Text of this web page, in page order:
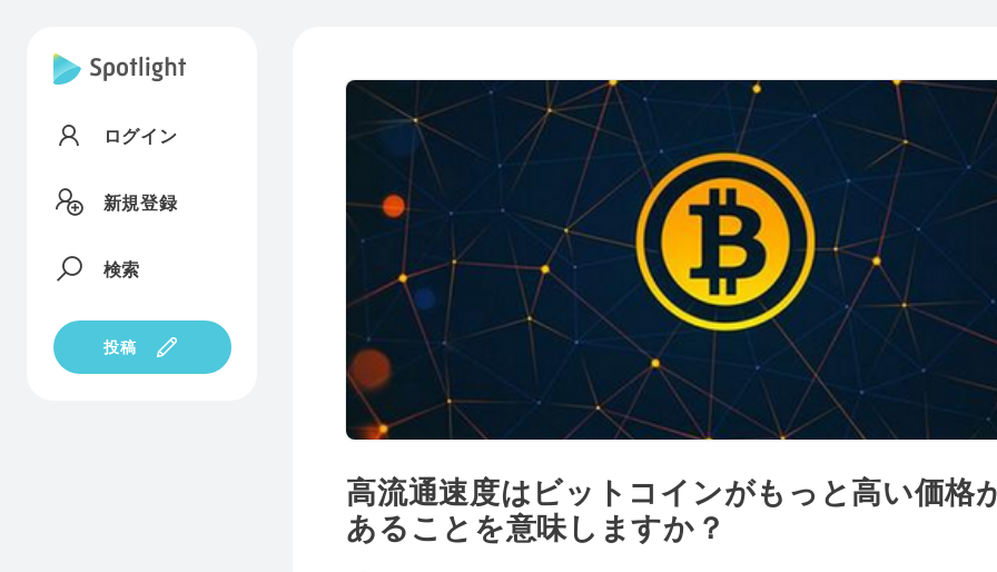
ログイン
新規登録
検索
投稿
高流通速度はビットコインがもっと高い価格
あることを意味しますか？